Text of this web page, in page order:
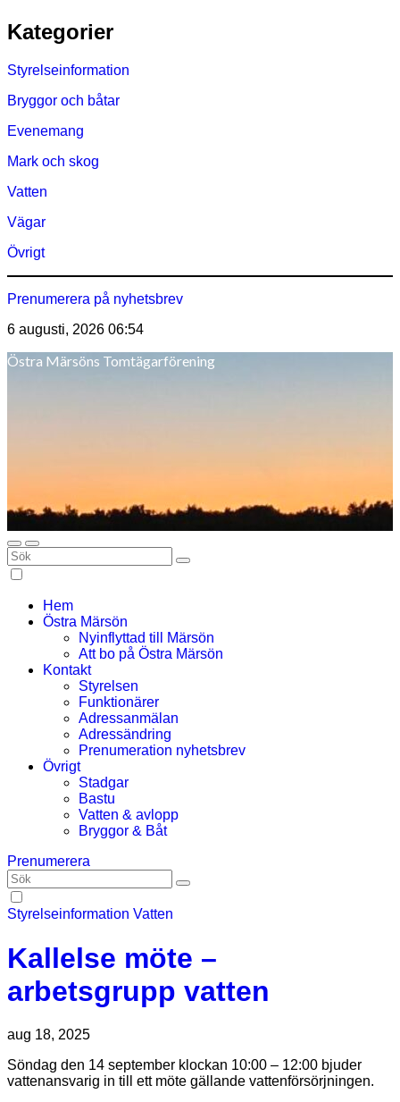
Hoppa
till
Kategorier
Styrelseinformation
Bryggor och båtar
Evenemang
Mark och skog
Vatten
Vägar
Övrigt
Prenumerera på nyhetsbrev
6 augusti, 2026 06:54
Östra Märsöns Tomtägarförening
Hem
Östra Märsön
Nyinflyttad till Märsön
Att bo på Östra Märsön
Kontakt
Styrelsen
Funktionärer
Adressanmälan
Adressändring
Prenumeration nyhetsbrev
Övrigt
Stadgar
Bastu
Vatten & avlopp
Bryggor & Båt
Prenumerera
Styrelseinformation Vatten
Kallelse möte –
arbetsgrupp vatten
aug 18, 2025
Söndag den 14 september klockan 10:00 – 12:00 bjuder
vattenansvarig in till ett möte gällande vattenförsörjningen.